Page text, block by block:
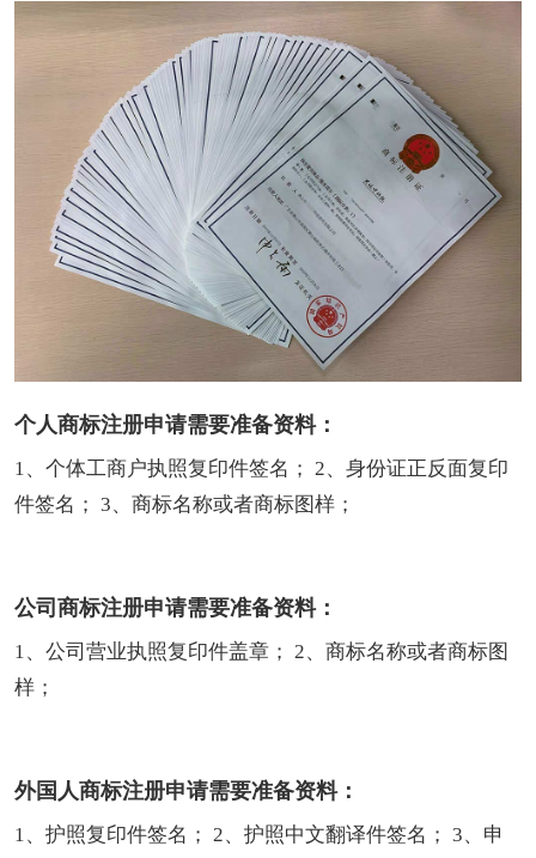
个人商标注册申请需要准备资料：
1、个体工商户执照复印件签名； 2、身份证正反面复印
件签名； 3、商标名称或者商标图样；
公司商标注册申请需要准备资料：
1、公司营业执照复印件盖章； 2、商标名称或者商标图
样；
外国人商标注册申请需要准备资料：
1、护照复印件签名； 2、护照中文翻译件签名； 3、申